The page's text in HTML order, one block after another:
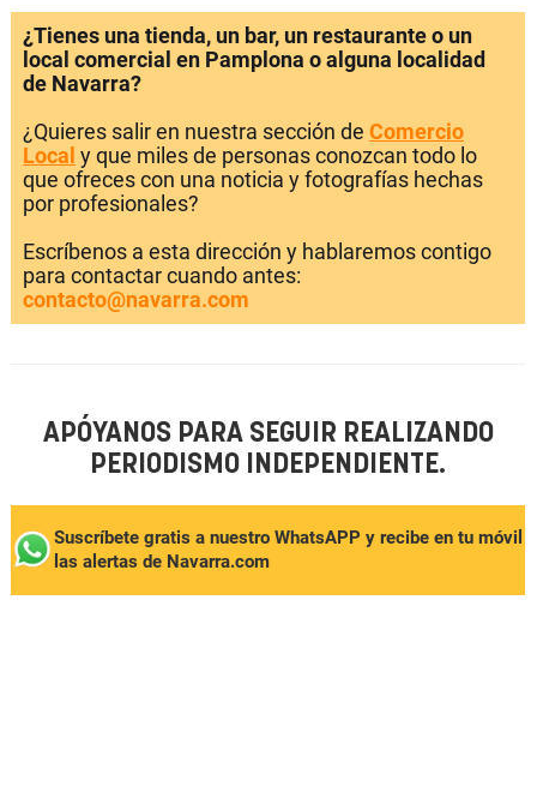
¿Tienes una tienda, un bar, un restaurante o un
local comercial en Pamplona o alguna localidad
de Navarra?
¿Quieres salir en nuestra sección de Comercio
Local y que miles de personas conozcan todo lo
que ofreces con una noticia y fotografías hechas
por profesionales?
Escríbenos a esta dirección y hablaremos contigo
para contactar cuando antes:
contacto@navarra.com
APÓYANOS PARA SEGUIR REALIZANDO
PERIODISMO INDEPENDIENTE.
Suscríbete gratis a nuestro WhatsAPP y recibe en tu móvil
las alertas de Navarra.com